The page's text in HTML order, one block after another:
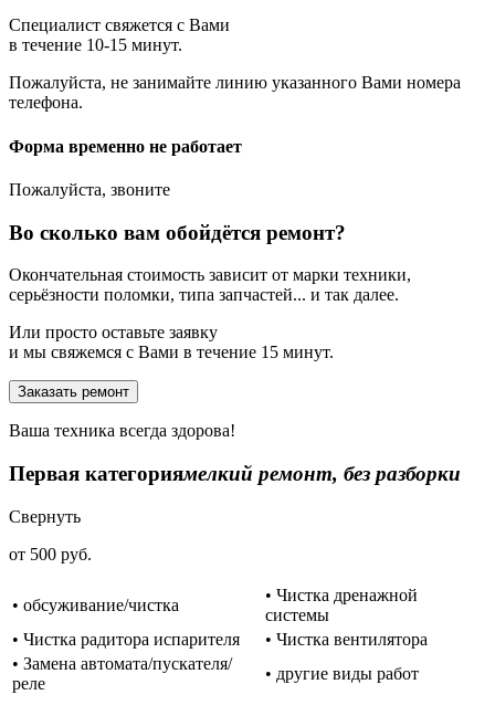
Специалист свяжется с Вами
в течение 10-15 минут.
Пожалуйста, не занимайте линию указанного Вами номера
телефона.
Форма временно не работает
Пожалуйста, звоните
Во сколько вам обойдётся ремонт?
Окончательная стоимость зависит от марки техники,
серьёзности поломки, типа запчастей... и так далее.
Или просто оставьте заявку
и мы свяжемся с Вами в течение 15 минут.
Заказать ремонт
Ваша техника всегда здорова!
Первая категориямелкий ремонт, без разборки
Свернуть
от 500 руб.
• обсуживание/чистка
• Чистка дренажной
системы
• Чистка радитора испарителя
• Чистка вентилятора
• Замена автомата/пускателя/
реле
• другие виды работ